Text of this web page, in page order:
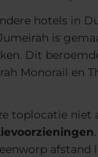
hotels in
is
Dit
Monorail en
toplocatie niet
afstand